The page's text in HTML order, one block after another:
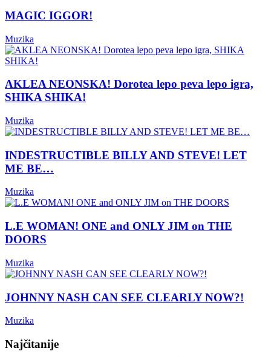
MAGIC IGGOR!
Muzika
AKLEA NEONSKA! Dorotea lepo peva lepo igra,
SHIKA SHIKA!
Muzika
INDESTRUCTIBLE BILLY AND STEVE! LET
ME BE…
Muzika
L.E WOMAN! ONE and ONLY JIM on THE
DOORS
Muzika
JOHNNY NASH CAN SEE CLEARLY NOW?!
Muzika
Najčitanije